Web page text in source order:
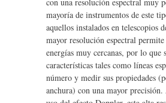
mayoría de instrumentos de este
aquellos instalados en telescopios
mayor resolución espectral
energías muy cercanas, por lo que
características tales como líneas
número y medir sus propiedades
anchura) con una mayor